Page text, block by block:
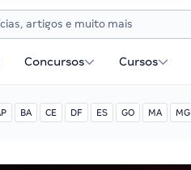
Concursos Cursos
BA CE DF ES GO MA MG